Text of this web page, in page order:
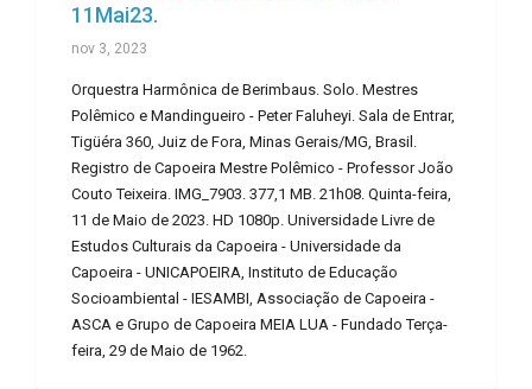
11Mai23.
nov 3, 2023
Orquestra Harmônica de Berimbaus. Solo. Mestres
Polêmico e Mandingueiro - Peter Faluheyi. Sala de Entrar,
Tigüéra 360, Juiz de Fora, Minas Gerais/MG, Brasil.
Registro de Capoeira Mestre Polêmico - Professor João
Couto Teixeira. IMG_7903. 377,1 MB. 21h08. Quinta-feira,
11 de Maio de 2023. HD 1080p. Universidade Livre de
Estudos Culturais da Capoeira - Universidade da
Capoeira - UNICAPOEIRA, Instituto de Educação
Socioambiental - IESAMBI, Associação de Capoeira -
ASCA e Grupo de Capoeira MEIA LUA - Fundado Terça-
feira, 29 de Maio de 1962.